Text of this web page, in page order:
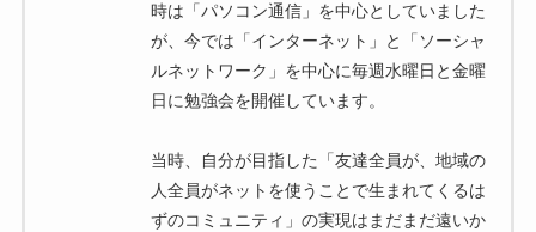
時は「パソコン通信」を中心としていました
が、今では「インターネット」と「ソーシャ
ルネットワーク」を中心に毎週水曜日と金曜
日に勉強会を開催しています。
当時、自分が目指した「友達全員が、地域の
人全員がネットを使うことで生まれてくるは
ずのコミュニティ」の実現はまだまだ遠いか